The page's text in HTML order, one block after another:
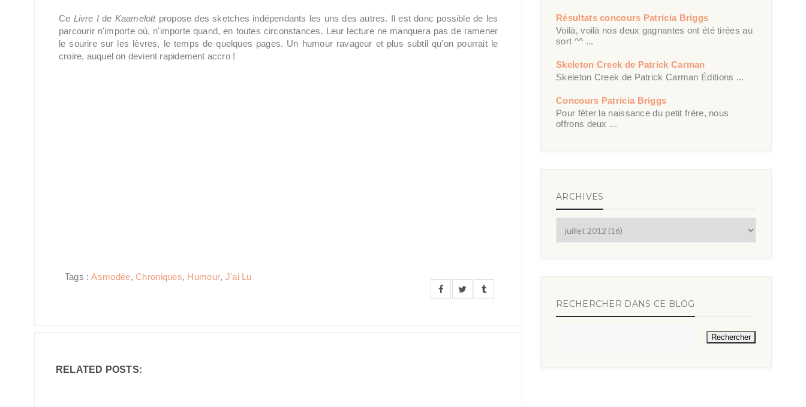
Ce Livre Ide Kaamelottpropose des sketches indépendants les uns des autres. Il est donc possible de les
parcourir n'importe où, n'importe quand, en toutes circonstances. Leur lecture ne manquera pas de ramener
le sourire sur les lèvres, le temps de quelques pages. Un humour ravageur et plus subtil qu'on pourrait le
croire, auquel on devient rapidement accro !
Tags :Asmodée,Chroniques, Humour, J'ai Lu
RELATED POSTS:
Résultats concours Patricia Briggs
Voilà, voilà nos deux gagnantes ont été tirées au
sort ^^ ...
Skeleton Creek de Patrick Carman
Skeleton Creek de Patrick Carman Éditions ...
Concours Patricia Briggs
Pour fêter la naissance du petit frère, nous
offrons deux ...
ARCHIVES
RECHERCHER DANS CE BLOG